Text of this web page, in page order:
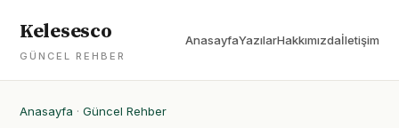
Kelesesco
GÜNCEL REHBER
AnasayfaYazılarHakkımızdaİletişim
Anasayfa · Güncel Rehber